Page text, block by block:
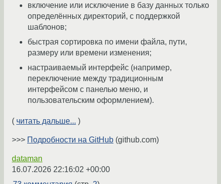
включение или исключение в базу данных только
определённых директорий, с поддержкой
шаблонов;
быстрая сортировка по имени файла, пути,
размеру или времени изменения;
настраиваемый интерфейс (например,
переключение между традиционным
интерфейсом с панелью меню, и
пользовательским оформлением).
( читать дальше... )
>>> Подробности на GitHub (github.com)
dataman
16.07.2026 22:16:02 +00:00